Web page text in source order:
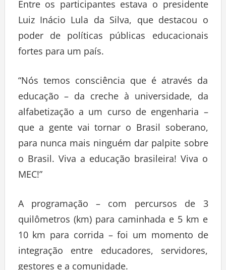
Entre os participantes estava o presidente
Luiz Inácio Lula da Silva, que destacou o
poder de políticas públicas educacionais
fortes para um país.
“Nós temos consciência que é através da
educação – da creche à universidade, da
alfabetização a um curso de engenharia –
que a gente vai tornar o Brasil soberano,
para nunca mais ninguém dar palpite sobre
o Brasil. Viva a educação brasileira! Viva o
MEC!”
A programação – com percursos de 3
quilômetros (km) para caminhada e 5 km e
10 km para corrida – foi um momento de
integração entre educadores, servidores,